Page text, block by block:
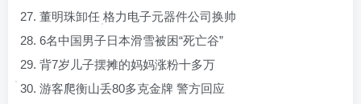
27. 董明珠卸任 格力电子元器件公司换帅
28. 6名中国男子日本滑雪被困“死亡谷”
29. 背7岁儿子摆摊的妈妈涨粉十多万
30. 游客爬衡山丢80多克金牌 警方回应